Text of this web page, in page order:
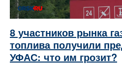
8 участников рынка
топлива получили
УФАС: что им грозит?